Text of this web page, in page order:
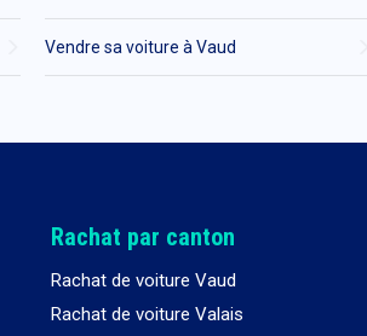
Vendre sa voiture à Vaud
Rachat par canton
Rachat de voiture Vaud
Rachat de voiture Valais